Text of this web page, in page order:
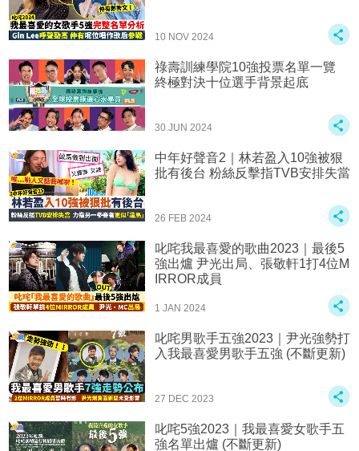
10 NOV 2024
祿壽訓練學院10強投票名單一覽
終極對決十位選手背景起底
30 JUN 2024
中年好聲音2｜林若盈入10強被狠
批有後台 粉絲反擊指TVB安排失當
26 FEB 2024
叱咤我最喜愛的歌曲2023｜最後5
強出爐 尹光出局、張敬軒1打4位M
IRROR成員
1 JAN 2024
叱咤男歌手五強2023｜尹光強勢打
入我最喜愛男歌手五強 (不斷更新)
27 DEC 2023
叱咤5強2023｜我最喜愛女歌手五
強名單出爐 (不斷更新)